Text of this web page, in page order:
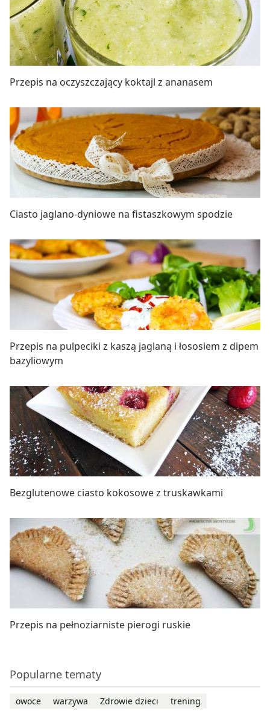
Przepis na oczyszczający koktajl z ananasem
Ciasto jaglano-dyniowe na fistaszkowym spodzie
Przepis na pulpeciki z kaszą jaglaną i łososiem z dipem
bazyliowym
Bezglutenowe ciasto kokosowe z truskawkami
Przepis na pełnoziarniste pierogi ruskie
Popularne tematy
owoce warzywa Zdrowie dzieci trening